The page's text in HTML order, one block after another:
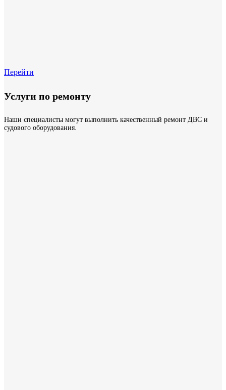
Перейти
Услуги по ремонту
Наши специалисты могут выполнить качественный ремонт ДВС и
судового оборудования.